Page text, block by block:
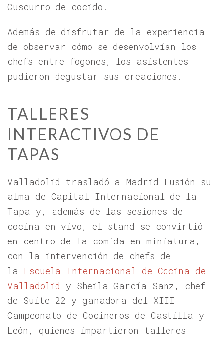
Cuscurro de cocido.
Además de disfrutar de la experiencia
de observar cómo se desenvolvían los
chefs entre fogones, los asistentes
pudieron degustar sus creaciones.
TALLERES
INTERACTIVOS DE
TAPAS
Valladolid trasladó a Madrid Fusión su
alma de Capital Internacional de la
Tapa y, además de las sesiones de
cocina en vivo, el stand se convirtió
en centro de la comida en miniatura,
con la intervención de chefs de
la Escuela Internacional de Cocina de
Valladolid y Sheila García Sanz, chef
de Suite 22 y ganadora del XIII
Campeonato de Cocineros de Castilla y
León, quienes impartieron talleres